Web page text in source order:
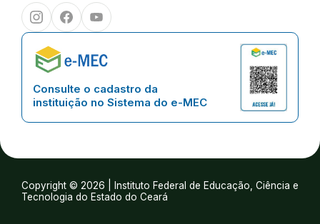
InstagramFacebookYoutube
Consulte o cadastro da
instituição no Sistema do e-MEC
Copyright © 2026 | Instituto Federal de Educação, Ciência e
Tecnologia do Estado do Ceará